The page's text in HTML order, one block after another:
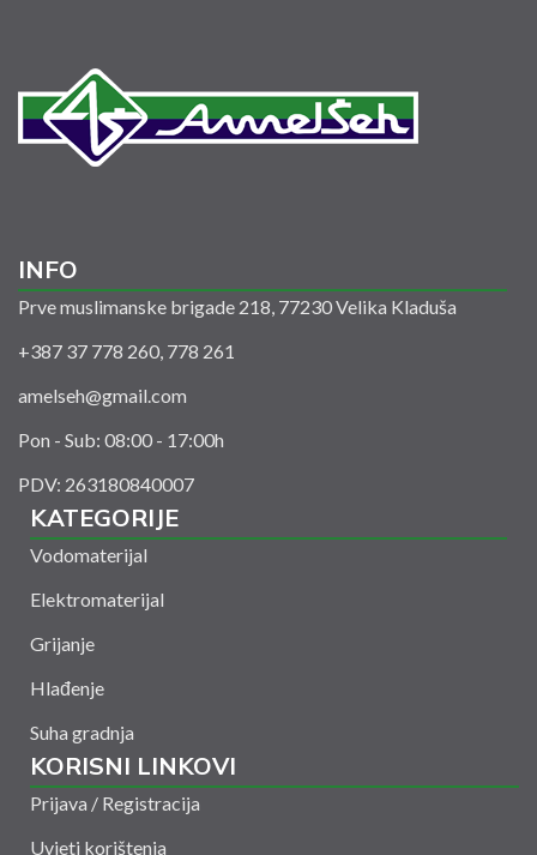
INFO
Prve muslimanske brigade 218, 77230 Velika Kladuša
+387 37 778 260, 778 261
amelseh@gmail.com
Pon - Sub: 08:00 - 17:00h
PDV: 263180840007
KATEGORIJE
Vodomaterijal
Elektromaterijal
Grijanje
Hlađenje
Suha gradnja
KORISNI LINKOVI
Prijava / Registracija
Uvjeti korištenja